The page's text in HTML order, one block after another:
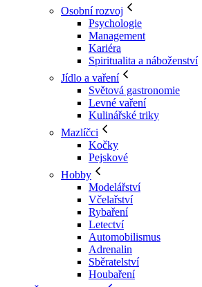
Osobní rozvoj
Psychologie
Management
Kariéra
Spiritualita a náboženství
Jídlo a vaření
Světová gastronomie
Levné vaření
Kulinářské triky
Mazlíčci
Kočky
Pejskové
Hobby
Modelářství
Včelařství
Rybaření
Letectví
Automobilismus
Adrenalin
Sběratelství
Houbaření